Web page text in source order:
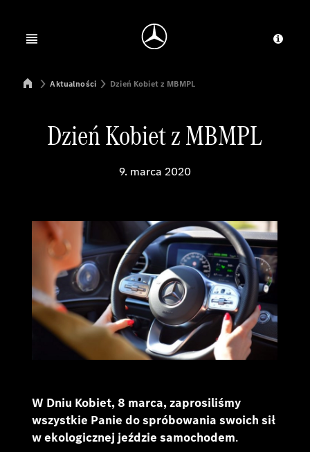
Open menu
Mercedes-Benz Manufacturing Poland
Aktualności Dzień Kobiet z MBMPL
Dzień Kobiet z MBMPL
9. marca 2020
W Dniu Kobiet, 8 marca, zaprosiliśmy
wszystkie Panie do spróbowania swoich sił
w ekologicznej jeździe samochodem.